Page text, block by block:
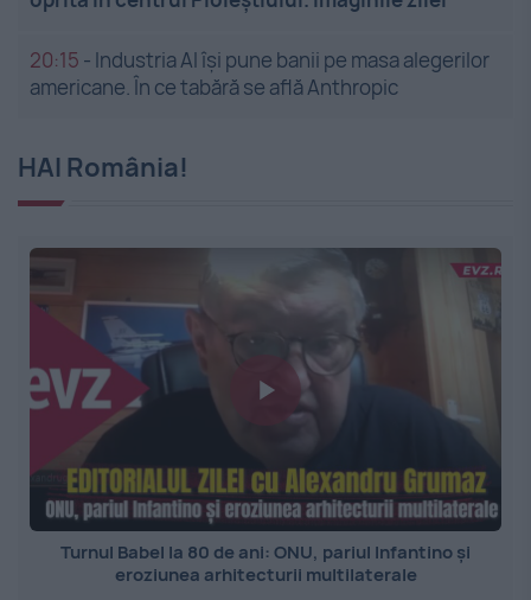
20:15 - Industria AI își pune banii pe masa alegerilor
americane. În ce tabără se află Anthropic
HAI România!
Turnul Babel la 80 de ani: ONU, pariul Infantino și
eroziunea arhitecturii multilaterale